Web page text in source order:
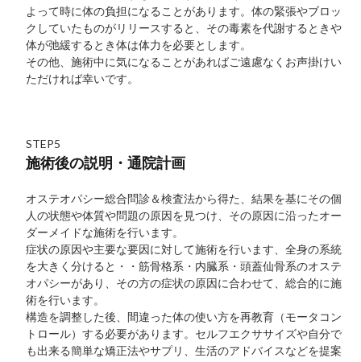
よって時に体の負担になることがあります。体の緊張やブロッ
クしていたものがリリースすると、その毒素を代謝するときや
体が弛緩するとき体は体力を必要とします。
その他、施術中に気になることがあればご遠慮なくお声掛けい
ただければ幸いです。
STEP5
施術後の説明・通院計画
オステオパシー総合問診＆検査法から得た、結果を基にその個
人の状態や体質や問題の原因を見つけ、その原因に沿ったオー
ダーメイドな施術を行います。
症状の原因や主要な要因に対して施術を行います、全身の系統
を大きく分けると・・筋骨格系・内臓系・頭蓋仙骨系のオステ
オパシーがあり、その方の症状の原因に合わせて、総合的に施
術を行います。
構造を調整した後、間違った体の使い方を再教育（モータコン
トロール）する必要があります。セルフエクササイズや自分で
も出来る簡単な矯正法やサプリ、生活のアドバイスなどを提案